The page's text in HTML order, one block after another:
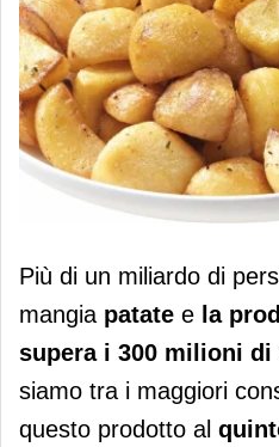
IIAS: i consumi
crescono dell’8%
Più di un miliardo di
mangia patate e la
supera i 300 milioni di
siamo tra i maggiori
questo prodotto al